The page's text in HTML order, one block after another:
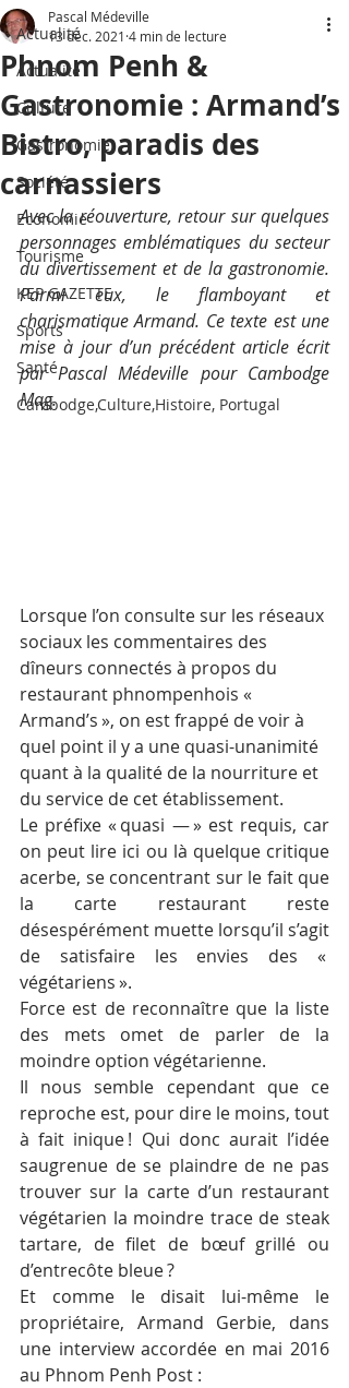
Actualité
Actualité
Culture
Gastronomie
Société
Economie
Tourisme
KEP GAZETTE
Sports
Santé
Cambodge,Culture,Histoire, Portugal
Phnom Penh &
Gastronomie : Armand’s
Bistro, paradis des
carnassiers
Pascal Médeville
13 déc. 2021 4 min de lecture
Avec la réouverture, retour sur quelques
personnages emblématiques du secteur
du divertissement et de la gastronomie.
Parmi eux, le flamboyant et
charismatique Armand. Ce texte est une
mise à jour d’un précédent article écrit
par Pascal Médeville pour Cambodge
Mag.
Lorsque l’on consulte sur les réseaux
sociaux les commentaires des
dîneurs connectés à propos du
restaurant phnompenhois «
Armand’s », on est frappé de voir à
quel point il y a une quasi-unanimité
quant à la qualité de la nourriture et
du service de cet établissement.
Le préfixe « quasi — » est requis, car
on peut lire ici ou là quelque critique
acerbe, se concentrant sur le fait que
la carte restaurant reste
désespérément muette lorsqu’il s’agit
de satisfaire les envies des «
végétariens ».
Force est de reconnaître que la liste
des mets omet de parler de la
moindre option végétarienne.
Il nous semble cependant que ce
reproche est, pour dire le moins, tout
à fait inique ! Qui donc aurait l’idée
saugrenue de se plaindre de ne pas
trouver sur la carte d’un restaurant
végétarien la moindre trace de steak
tartare, de filet de bœuf grillé ou
d’entrecôte bleue ?
Et comme le disait lui-même le
propriétaire, Armand Gerbie, dans
une interview accordée en mai 2016
au Phnom Penh Post :